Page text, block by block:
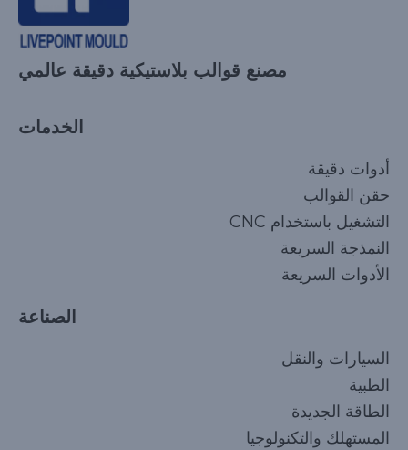
مصنع قوالب بلاستيكية دقيقة عالمي
الخدمات
أدوات دقيقة
حقن القوالب
التشغيل باستخدام CNC
النمذجة السريعة
الأدوات السريعة
الصناعة
السيارات والنقل
الطبية
الطاقة الجديدة
المستهلك والتكنولوجيا